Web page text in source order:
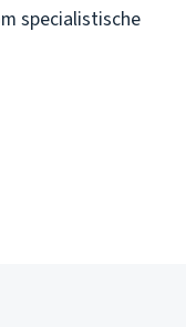
specialistische